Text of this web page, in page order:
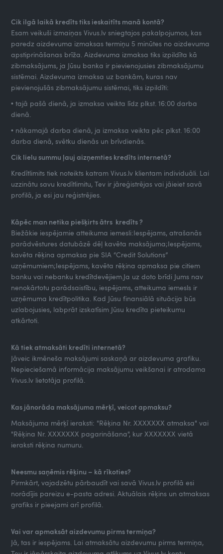
Cik ilgā laikā kredīts tiks ieskaitīts manā kontā?
Esam veikuši izmaiņas Vivus.lv sniegtajos pakalpojumos, kas
paredz aizdevuma izmaksas termiņu 5 minūtes no aizdevuma
apstiprināšanas brīža. Aizdevuma izmaksa tiks izpildīta kā
zibmaksājums, ja Jūsu banka ir pievienojusies zibmaksājumu
sistēmai. Aizdevuma izmaksa uz bankām, kuras nav
pievienojušās zibmaksājumu sistēmai, tiks izpildīti:
• tajā pašā dienā, ja izmaksa veikta līdz plkst. 16:00 darba
dienā.
• nākamajā darba dienā, ja izmaksa veikta pēc plkst. 16:00
darba dienā, svētku dienās un brīvdienās.
Cik lielu summu ļauj aizņemties kredīts internetā?
Kredītlimits tiek noteikts katram Vivus.lv klientam individuāli. Lai
uzzinātu savu kredītlimitu, Tev ir jāreģistrējas vai jāieiet savā
profilā, ja esi jau reģistrējies.
Kāpēc man netika piešķirts ātrs kredīts ?
Biežākie iespējamie atteikuma iemesli:Iespējams, atrašanās
parādvēstures datubāzē dēļ kavēta maksājuma;Iespējams,
kavēta rēķina apmaksa pie SIA “Credit Solutions”
uzņēmumiem;Iespējams, kavēta rēķina apmaksa pie citiem
banku vai nebanku kredītdevējiem.Ja uz doto brīdi Jums nav
nenokārtotu parādsaistību, iespējams, atteikuma iemesls ir
uzņēmuma kredītpolitika. Kad Jūsu finansiālā situācija būs
uzlabojusies, labprāt izskatīsim Jūsu kredīta pieteikumu
atkārtoti.
Kā tiek atmaksāti kredīti internetā?
Jāveic ikmēneša maksājumi saskaņā ar aizdevuma grafiku.
Nepieciešamā informācija maksājumu veikšanai ir atrodama
Vivus.lv lietotāja profilā.
Kas jānorāda maksājuma mērķī, veicot apmaksu?
Maksājuma mērķī ieraksti: "Rēķina Nr. XXXXXXX atmaksa" vai
"Rēķina Nr. XXXXXXX pagarināšana", kur XXXXXXX vietā
ieraksti rēķina numuru.
Neesmu saņēmis rēķinu – kā rīkoties?
Pirmkārt, vajadzētu pārbaudīt vai savā Vivus.lv profilā esi
norādījis pareizu e-pasta adresi. Aktuālais rēķins un atmaksas
grafiks ir pieejami arī profilā.
Vai var apmaksāt aizdevumu pirms termiņa?
Jā, tas ir iespējams. Lai atmaksātu aizdevumu pirms termiņa,